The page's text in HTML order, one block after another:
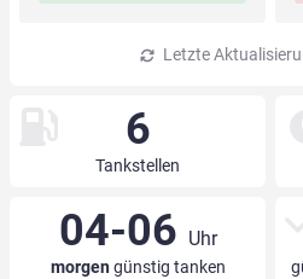
Letzte
6
Tankstellen
04-06 Uhr
morgengünstig tanken